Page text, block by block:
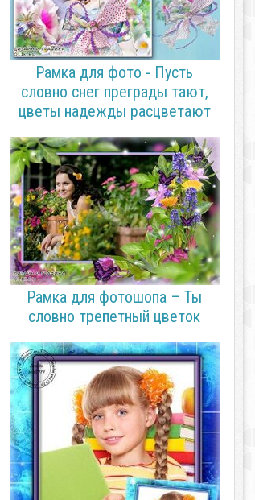
Рамка для фото - Пусть
словно снег преграды тают,
цветы надежды расцветают
Рамка для фотошопа – Ты
словно трепетный цветок